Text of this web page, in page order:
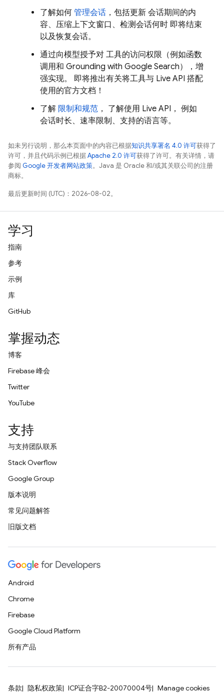
了解如何 管理会话 ，包括更新 会话期间的内
容、压缩上下文窗口、检测会话何时 即将结束
以及恢复会话。
通过向模型授予对 工具的访问权限（例如函数
调用和 Grounding with Google Search），增
强实现。 即将推出有关将工具与 Live API 搭配
使用的官方文档！
了解 限制和规范 ， 了解使用 Live API ， 例如
会话时长、速率限制、支持的语言等。
如未另行说明，那么本页面中的内容已根据知识共享署名 4.0 许可获得了
许可，并且代码示例已根据Apache 2.0 许可获得了许可。有关详情，请
参阅 Google 开发者网站政策。Java 是 Oracle 和/或其关联公司的注册
商标。
最后更新时间 (UTC)：2026-08-02。
学习
指南
参考
示例
库
GitHub
掌握动态
博客
Firebase 峰会
Twitter
YouTube
支持
与支持团队联系
Stack Overflow
Google Group
版本说明
常见问题解答
旧版文档
Android
Chrome
Firebase
Google Cloud Platform
所有产品
条款 隐私权政策 ICP证合字B2-20070004号 Manage cookies